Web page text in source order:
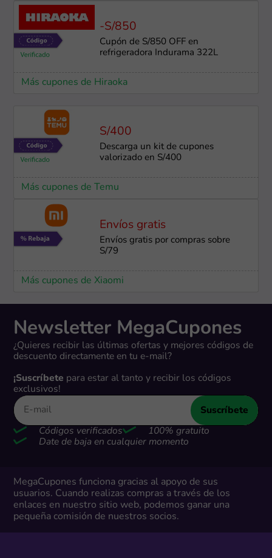
-S/850
Cupón de S/850 OFF en
refrigeradora Indurama 322L
Más cupones de Hiraoka
S/400
Descarga un kit de cupones
valorizado en S/400
Más cupones de Temu
Envíos gratis
Envíos gratis por compras sobre
S/79
Más cupones de Xiaomi
Newsletter MegaCupones
¿Quieres recibir las últimas ofertas y mejores códigos de
descuento directamente en tu e-mail?
¡Suscríbete para estar al tanto y recibir los códigos
exclusivos!
Suscríbete
Códigos verificados
100% gratuito
Date de baja en cualquier momento
MegaCupones funciona gracias al apoyo de sus
usuarios. Cuando realizas compras a través de los
enlaces en nuestro sitio web, podemos ganar una
pequeña comisión de nuestros socios.